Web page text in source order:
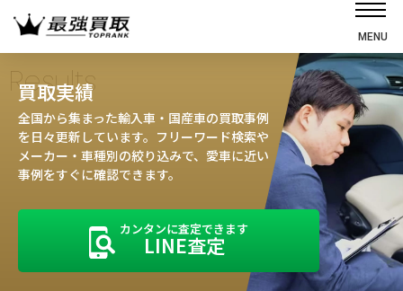
MENU
選ばれる理由
高価買取の仕組み
売却の流れ
お客様の声
Results
買取実績
全国から集まった輸入車・国産車の買取事例
を日々更新しています。フリーワード検索や
メーカー・車種別の絞り込みで、愛車に近い
事例をすぐに確認できます。
カンタンに査定できます
LINE査定